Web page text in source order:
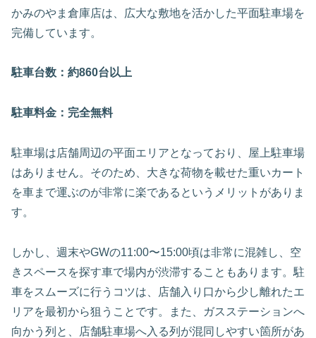
かみのやま倉庫店は、広大な敷地を活かした平面駐車場を
完備しています。
駐車台数：約860台以上
駐車料金：完全無料
駐車場は店舗周辺の平面エリアとなっており、屋上駐車場
はありません。そのため、大きな荷物を載せた重いカート
を車まで運ぶのが非常に楽であるというメリットがありま
す。
しかし、週末やGWの11:00〜15:00頃は非常に混雑し、空
きスペースを探す車で場内が渋滞することもあります。駐
車をスムーズに行うコツは、店舗入り口から少し離れたエ
リアを最初から狙うことです。また、ガスステーションへ
向かう列と、店舗駐車場へ入る列が混同しやすい箇所があ